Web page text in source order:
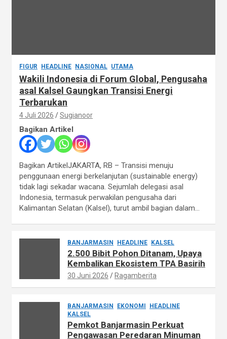
FIGUR HEADLINE NASIONAL UTAMA
Wakili Indonesia di Forum Global, Pengusaha
asal Kalsel Gaungkan Transisi Energi
Terbarukan
4 Juli 2026 Sugianoor
Bagikan Artikel
Bagikan ArtikelJAKARTA, RB – Transisi menuju
penggunaan energi berkelanjutan (sustainable energy)
tidak lagi sekadar wacana. Sejumlah delegasi asal
Indonesia, termasuk perwakilan pengusaha dari
Kalimantan Selatan (Kalsel), turut ambil bagian dalam…
BANJARMASIN HEADLINE KALSEL
2.500 Bibit Pohon Ditanam, Upaya
Kembalikan Ekosistem TPA Basirih
30 Juni 2026 Ragamberita
BANJARMASIN EKONOMI
HEADLINE
KALSEL
Pemkot Banjarmasin Perkuat
Pengawasan Peredaran Minuman